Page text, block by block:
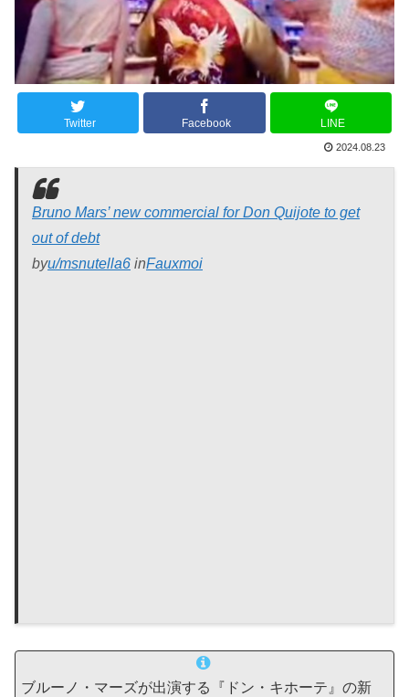
Twitter Facebook LINE
2024.08.23
Bruno Mars’ new commercial for Don Quijote to get
out of debt
byu/msnutella6 inFauxmoi
ブルーノ・マーズが出演する『ドン・キホーテ』の新